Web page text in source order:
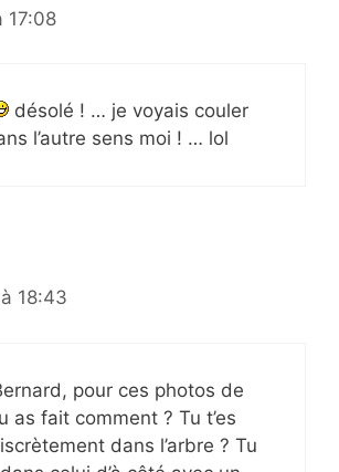
17:08
désolé ! … je voyais couler
l’autre sens moi ! … lol
18:43
pour ces photos de
as fait comment ? Tu t’es
dans l’arbre ? Tu